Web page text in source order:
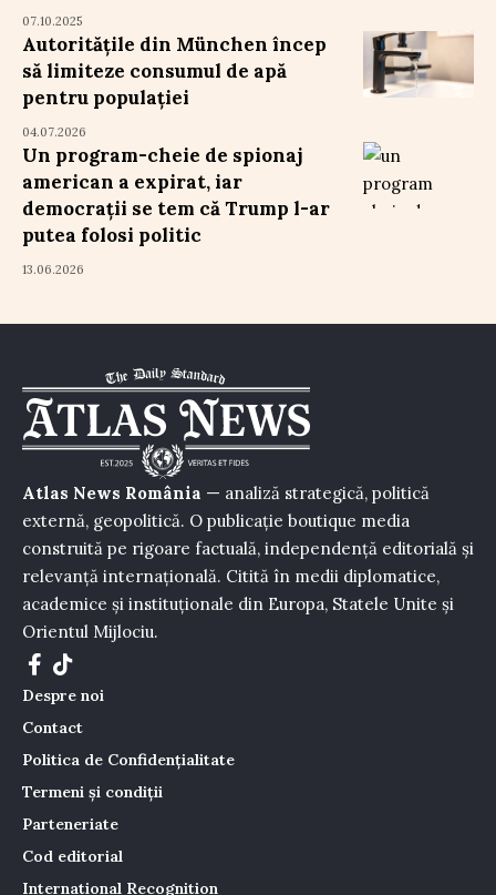
07.10.2025
Autoritățile din München încep
să limiteze consumul de apă
pentru populației
04.07.2026
Un program-cheie de spionaj
american a expirat, iar
democrații se tem că Trump l-ar
putea folosi politic
13.06.2026
Atlas News România — analiză strategică, politică
externă, geopolitică. O publicație boutique media
construită pe rigoare factuală, independență editorială și
relevanță internațională. Citită în medii diplomatice,
academice și instituționale din Europa, Statele Unite și
Orientul Mijlociu.
Despre noi
Contact
Politica de Confidențialitate
Termeni și condiții
Parteneriate
Cod editorial
International Recognition